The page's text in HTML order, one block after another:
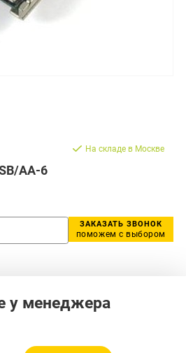
AA-6
На складе в Москве
ЗАКАЗАТЬ ЗВОНОК
поможем с выбором
у менеджера